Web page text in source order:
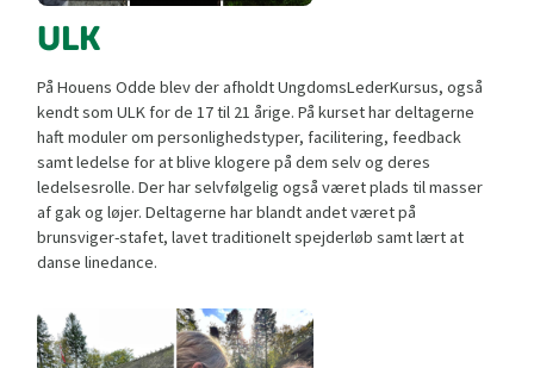
ULK
På Houens Odde blev der afholdt UngdomsLederKursus, også
kendt som ULK for de 17 til 21 årige. På kurset har deltagerne
haft moduler om personlighedstyper, facilitering, feedback
samt ledelse for at blive klogere på dem selv og deres
ledelsesrolle. Der har selvfølgelig også været plads til masser
af gak og løjer. Deltagerne har blandt andet været på
brunsviger-stafet, lavet traditionelt spejderløb samt lært at
danse linedance.